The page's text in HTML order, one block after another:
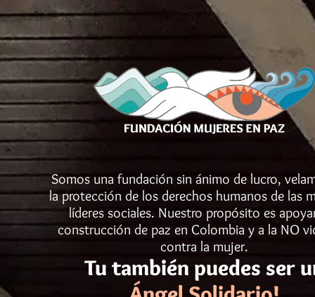
Somos una fundación sin ánimo de lucro,
la protección de los derechos humanos de las
líderes sociales. Nuestro propósito es
construcción de paz en Colombia y a la NO
contra la mujer.
Tu también puedes ser